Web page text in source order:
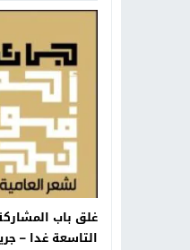
غلق باب
التاسعة غدا –